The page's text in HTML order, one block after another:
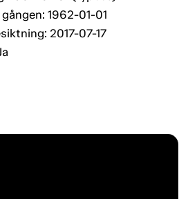
1962-01-01
2017-07-17